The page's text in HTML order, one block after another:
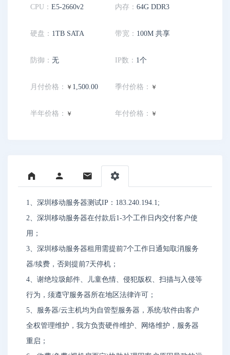
CPU： E5-2660v2 内存： 64G DDR3
硬盘： 1TB SATA 带宽： 100M 共享
防御： 无 IP数： 1个
月付价格： ￥ 1,500.00 季付价格： ￥
半年价格： ￥ 年付价格： ￥
1、深圳移动服务器测试IP：183.240.194.1;
2、深圳移动服务器在付款后1-3个工作日内交付客户使
用；
3、深圳移动服务器租用需提前7个工作日通知取消服务
器/续费，否则提前7天停机；
4、谢绝垃圾邮件、儿童色情、侵犯版权、扫描与入侵等
行为，须遵守服务器所在地区法律许可；
5、服务器/云主机均为自管型服务器，系统/软件由客户
全权管理维护，我方负责硬件维护、网络维护，服务器
重启；